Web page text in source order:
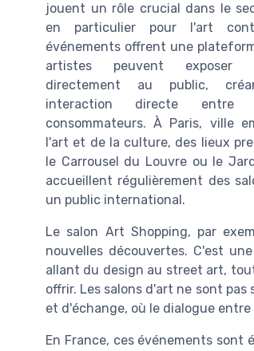
jouent un rôle crucial dans le
en particulier pour l'art
événements offrent une
artistes peuvent exposer
directement au public,
interaction directe entre
consommateurs. À Paris, ville
l'art et de la culture, des lieux
le Carrousel du Louvre ou le
accueillent régulièrement des
un public international.
Le salon Art Shopping, par
nouvelles découvertes. C'est
allant du design au street art,
offrir. Les salons d'art ne sont
et d'échange, où le dialogue
En France, ces événements